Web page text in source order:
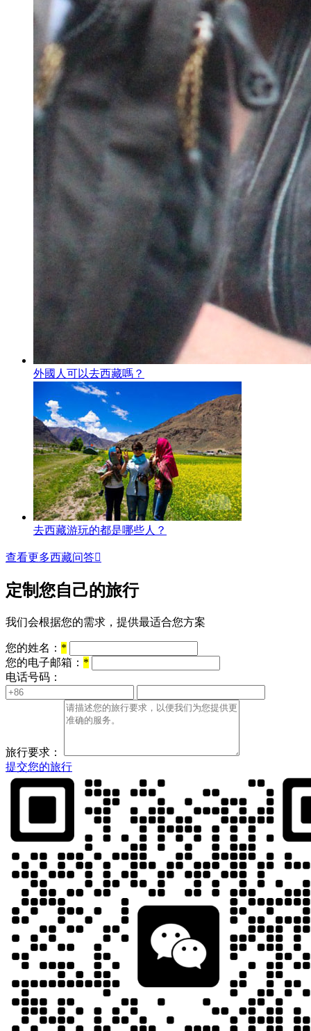
外國人可以去西藏嗎？
去西藏游玩的都是哪些人？
查看更多西藏问答
定制您自己的旅行
我们会根据您的需求，提供最适合您方案
您的姓名： *
您的电子邮箱： *
电话号码：
旅行要求：
提交您的旅行